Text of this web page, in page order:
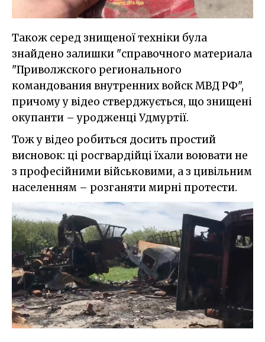
Також серед знищеної техніки була
знайдено залишки "справочного материала
"Приволжского регионального
командования внутренних войск МВД РФ",
причому у відео стверджується, що знищені
окупанти – уродженці Удмуртії.
Тож у відео робиться досить простий
висновок: ці росгвардійці їхали воювати не
з професійними військовими, а з цивільним
населенням – розганяти мирні протести.